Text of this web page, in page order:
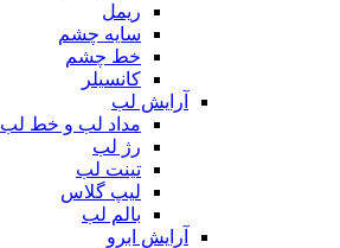
ریمل
سایه چشم
خط چشم
کانسیلر
آرایش لب
مداد لب و خط لب
رژ لب
تینت لب
لیپ گلاس
بالم لب
آرایش ابرو